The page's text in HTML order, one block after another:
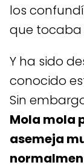
los
que tocaba
Y ha sido
conocido
Sin
Mola mola
asemeja